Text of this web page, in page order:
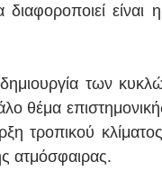
διαφοροποιεί
των
θέμα
τροπικού
ατμόσφαιρας.